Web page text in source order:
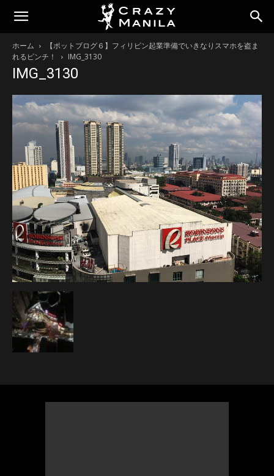
ホーム
【ポットブログ６】フィリピン起業準備でいきなりスマホを盗ま
れるピンチ！
IMG_3130
IMG_3130